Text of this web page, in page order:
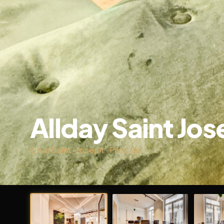
Allday Saint
5 rue Saint-Joseph · Paris 2e